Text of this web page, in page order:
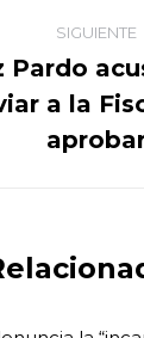
SIGUIENTE
Pardo
a la